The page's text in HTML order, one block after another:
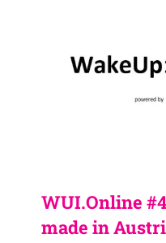
WUI.Online
made in